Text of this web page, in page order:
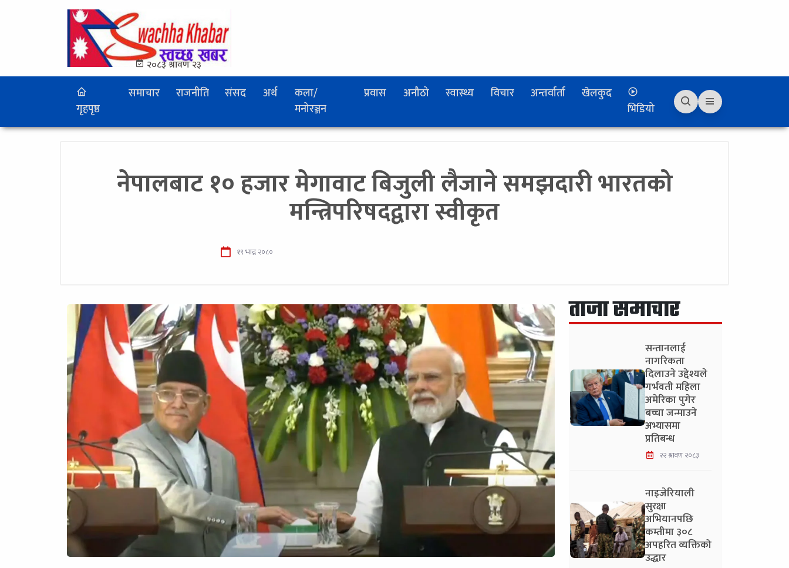
२०८३ श्रावण २३
गृहपृष्ठ
समाचार राजनीति संसद अर्थ
कला/
मनोरञ्जन
प्रवास अनौठो स्वास्थ्य विचार अन्तर्वार्ता
खेलकुद
भिडियो
नेपालबाट १० हजार मेगावाट बिजुली लैजाने समझदारी भारतको
मन्त्रिपरिषदद्वारा स्वीकृत
१९ भाद्र २०८०
ताजा समाचार
सन्तानलाई
नागरिकता
दिलाउने उद्देश्यले
गर्भवती महिला
अमेरिका पुगेर
बच्चा जन्माउने
अभ्यासमा
प्रतिबन्ध
२२ श्रावण २०८३
नाइजेरियाली
सुरक्षा
अभियानपछि
कम्तीमा ३०८
अपहरित व्यक्तिको
उद्धार